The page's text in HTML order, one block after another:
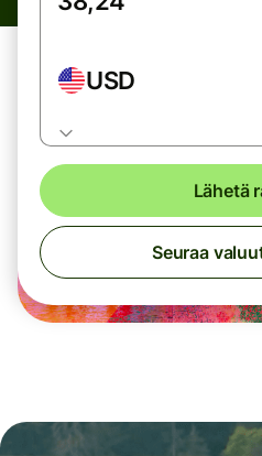
USD
Lähetä
Seuraa